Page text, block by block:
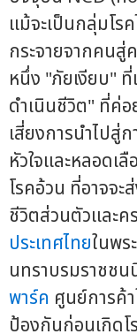
แม้จะเป็นกลุ่มโร
กระจายจากคนสู่
หนึ่ง "ภัยเงียบ"
ดำเนินชีวิต" ที่ค่อ
เสี่ยงการนำไปสู่
หัวใจและหลอดเลื
โรคอ้วน ที่อาจจ
ชีวิตส่วนตัวและค
ประเทศไทยในพร
นทราบรมราชช
พาร์ค ศูนย์การค้
ป้องกันก่อนเกิดโ